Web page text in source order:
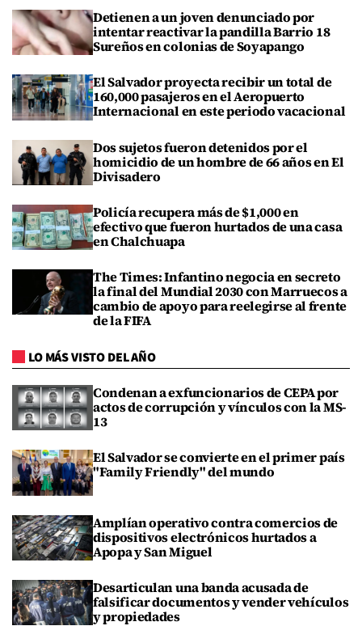
Detienen a un joven denunciado por
intentar reactivar la pandilla Barrio 18
Sureños en colonias de Soyapango
El Salvador proyecta recibir un total de
160,000 pasajeros en el Aeropuerto
Internacional en este periodo vacacional
Dos sujetos fueron detenidos por el
homicidio de un hombre de 66 años en El
Divisadero
Policía recupera más de $1,000 en
efectivo que fueron hurtados de una casa
en Chalchuapa
The Times: Infantino negocia en secreto
la final del Mundial 2030 con Marruecos a
cambio de apoyo para reelegirse al frente
de la FIFA
LO MÁS VISTO DEL AÑO
Condenan a exfuncionarios de CEPA por
actos de corrupción y vínculos con la MS-
13
El Salvador se convierte en el primer país
"Family Friendly" del mundo
Amplían operativo contra comercios de
dispositivos electrónicos hurtados a
Apopa y San Miguel
Desarticulan una banda acusada de
falsificar documentos y vender vehículos
y propiedades